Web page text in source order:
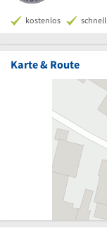
kostenlos schnell
Karte & Route